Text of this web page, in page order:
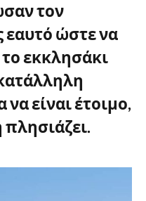
τον
εαυτό ώστε να
εκκλησάκι
είναι έτοιμο,